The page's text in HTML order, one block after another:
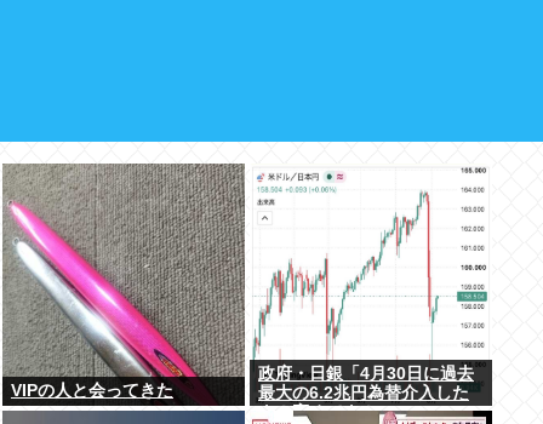
VIPの人と会ってきた
政府・日銀「4月30日に過去
最大の6.2兆円為替介入した
よ！褒めてよ！」